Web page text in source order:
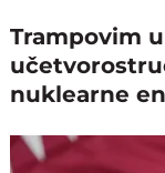
Trampovim
nuklearne